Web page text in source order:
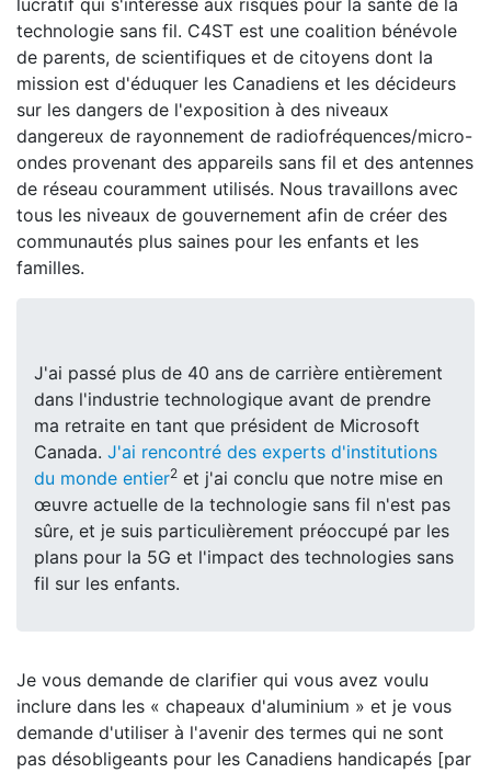
lucratif qui s'intéresse aux risques pour la santé de la
technologie sans fil. C4ST est une coalition bénévole
de parents, de scientifiques et de citoyens dont la
mission est d'éduquer les Canadiens et les décideurs
sur les dangers de l'exposition à des niveaux
dangereux de rayonnement de radiofréquences/micro-
ondes provenant des appareils sans fil et des antennes
de réseau couramment utilisés. Nous travaillons avec
tous les niveaux de gouvernement afin de créer des
communautés plus saines pour les enfants et les
familles.
J'ai passé plus de 40 ans de carrière entièrement
dans l'industrie technologique avant de prendre
ma retraite en tant que président de Microsoft
Canada. J'ai rencontré des experts d'institutions
du monde entier2 et j'ai conclu que notre mise en
œuvre actuelle de la technologie sans fil n'est pas
sûre, et je suis particulièrement préoccupé par les
plans pour la 5G et l'impact des technologies sans
fil sur les enfants.
Je vous demande de clarifier qui vous avez voulu
inclure dans les « chapeaux d'aluminium » et je vous
demande d'utiliser à l'avenir des termes qui ne sont
pas désobligeants pour les Canadiens handicapés [par